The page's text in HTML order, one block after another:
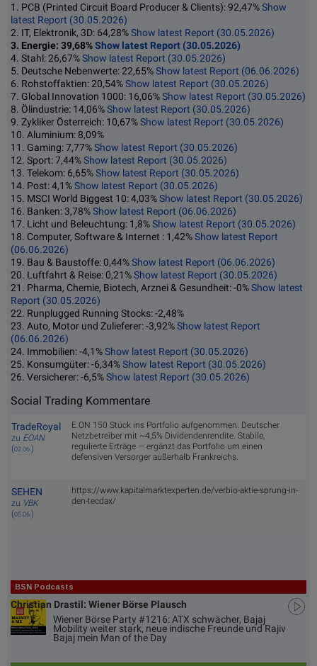
1. PCB (Printed Circuit Board Producer & Clients): 92,47%Show
latest Report (30.05.2026)
2. IT, Elektronik, 3D: 64,28%Show latest Report (30.05.2026)
3. Energie: 39,68%Show latest Report (30.05.2026)
4. Stahl: 26,67%Show latest Report (30.05.2026)
5. Deutsche Nebenwerte: 22,65%Show latest Report (06.06.2026)
6. Rohstoffaktien: 20,54%Show latest Report (30.05.2026)
7. Global Innovation 1000: 16,06%Show latest Report (30.05.2026)
8. Ölindustrie: 14,06%Show latest Report (30.05.2026)
9. Zykliker Österreich: 10,67%Show latest Report (30.05.2026)
10. Aluminium: 8,09%
11. Gaming: 7,77%Show latest Report (30.05.2026)
12. Sport: 7,44%Show latest Report (30.05.2026)
13. Telekom: 6,65%Show latest Report (30.05.2026)
14. Post: 4,1%Show latest Report (30.05.2026)
15. MSCI World Biggest 10: 4,03%Show latest Report (30.05.2026)
16. Banken: 3,78%Show latest Report (06.06.2026)
17. Licht und Beleuchtung: 1,8%Show latest Report (30.05.2026)
18. Computer, Software & Internet : 1,42%Show latest Report
(06.06.2026)
19. Bau & Baustoffe: 0,44%Show latest Report (06.06.2026)
20. Luftfahrt & Reise: 0,21%Show latest Report (30.05.2026)
21. Pharma, Chemie, Biotech, Arznei & Gesundheit: -0%Show latest
Report (30.05.2026)
22. Runplugged Running Stocks: -2,48%
23. Auto, Motor und Zulieferer: -3,92%Show latest Report
(06.06.2026)
24. Immobilien: -4,1%Show latest Report (30.05.2026)
25. Konsumgüter: -6,34%Show latest Report (30.05.2026)
26. Versicherer: -6,5%Show latest Report (30.05.2026)
Social Trading Kommentare
TradeRoyal
zu EOAN
(02.06.)
E.ON 150 Stück ins Portfolio aufgenommen. Deutscher
Netzbetreiber mit ~4,5% Dividendenrendite. Stabile,
regulierte Erträge — ergänzt das Portfolio um einen
defensiven Versorger außerhalb Frankreichs.
SEHEN
zu VBK
(05.06.)
https://www.kapitalmarktexperten.de/verbio-aktie-sprung-in-
den-tecdax/
BSN Podcasts
Christian Drastil: Wiener Börse Plausch
Wiener Börse Party #1216: ATX schwächer, Bajaj
Mobility weiter stark, neue indische Freunde und Rajiv
Bajaj mein Man of the Day